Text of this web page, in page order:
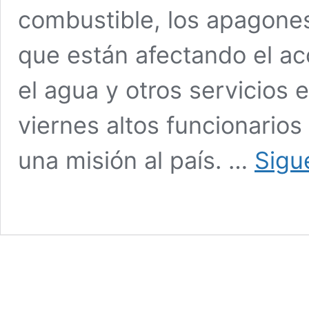
combustible, los
que están afectando el
el agua y otros servicios
viernes altos
una misión al país. …